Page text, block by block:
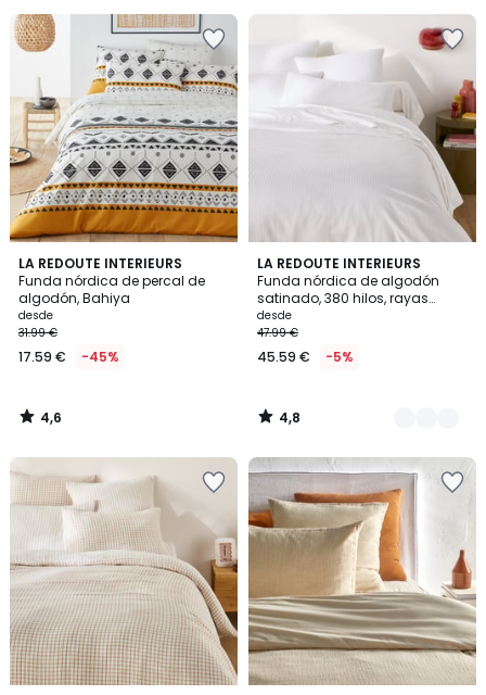
LA REDOUTE INTERIEURS
Funda nórdica de percal de
algodón, Bahiya
desde
31.99 €
17.59 € -45%
4,6
/ 5
4,6
/
LA REDOUTE INTERIEURS
Funda nórdica de algodón
satinado, 380 hilos, rayas
OPALE
desde
47.99 €
45.59 € -5%
4,8
/ 5
2
Colores
4,8
/